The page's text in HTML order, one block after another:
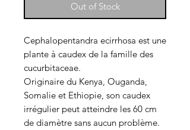
Out of Stock
Cephalopentandra ecirrhosa est une
plante à caudex de la famille des
cucurbitaceae.
Originaire du Kenya, Ouganda,
Somalie et Ethiopie, son caudex
irrégulier peut atteindre les 60 cm
de diamètre sans aucun problème.